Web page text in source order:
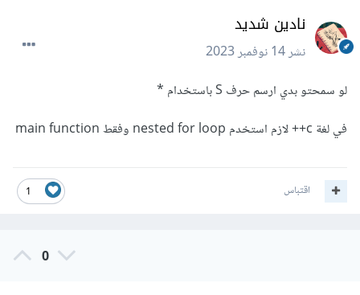
نادين شديد
نشر14 نوفمبر 2023
لو سمحتو بدي ارسم حرف S باستخدام *
في لغة c++ لازم استخدم nested for loop وفقط main function
1 اقتباس
0